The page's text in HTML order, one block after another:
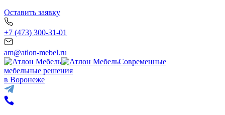
Оставить заявку
+7 (473) 300-31-01
am@atlon-mebel.ru
Современные
мебельные решения
в Воронеже